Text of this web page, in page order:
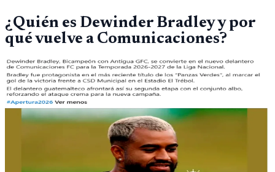
¿Quién es Dewinder Bradley y por
qué vuelve a Comunicaciones?